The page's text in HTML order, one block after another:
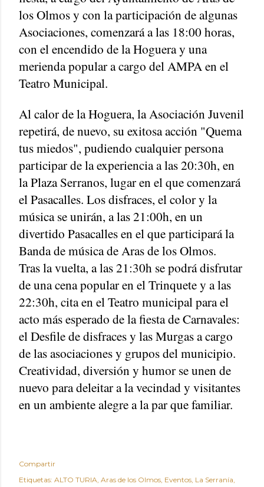
los Olmos y con la participación de algunas
Asociaciones, comenzará a las 18:00 horas,
con el encendido de la Hoguera y una
merienda popular a cargo del AMPA en el
Teatro Municipal.
Al calor de la Hoguera, la Asociación Juvenil
repetirá, de nuevo, su exitosa acción "Quema
tus miedos", pudiendo cualquier persona
participar de la experiencia a las 20:30h, en
la Plaza Serranos, lugar en el que comenzará
el Pasacalles. Los disfraces, el color y la
música se unirán, a las 21:00h, en un
divertido Pasacalles en el que participará la
Banda de música de Aras de los Olmos.
Tras la vuelta, a las 21:30h se podrá disfrutar
de una cena popular en el Trinquete y a las
22:30h, cita en el Teatro municipal para el
acto más esperado de la fiesta de Carnavales:
el Desfile de disfraces y las Murgas a cargo
de las asociaciones y grupos del municipio.
Creatividad, diversión y humor se unen de
nuevo para deleitar a la vecindad y visitantes
en un ambiente alegre a la par que familiar.
Compartir
Etiquetas: ALTO TURIA Aras de los Olmos Eventos La Serranía